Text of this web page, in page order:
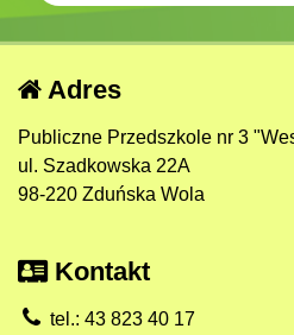
Adres
Publiczne Przedszkole nr 3
ul. Szadkowska 22A
98-220 Zduńska Wola
Kontakt
tel.: 43 823 40 17